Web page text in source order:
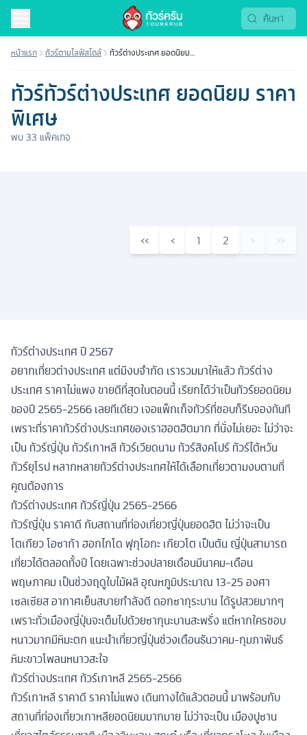
หน้าแรก ทัวร์ตามไลฟ์สไตล์
ทัวร์ต่างประเทศ ยอดนิยม
ทัวร์ทัวร์ต่างประเทศ ยอดนิยม ราคา
พิเศษ
พบ33 แพ็คเกจ
‹‹ ‹ 1 2 › ››
ทัวร์ต่างประเทศ ปี 2567
อยากเที่ยวต่างประเทศ แต่มีงบจำกัด เรารวมมาให้แล้ว ทัวร์ต่าง
ประเทศ ราคาไม่แพง ขายดีที่สุดในตอนนี้ เรียกได้ว่าเป็นทัวร์ยอดนิยม
ของปี 2565-2566 เลยทีเดียว เจอแพ็กเก็จทัวร์ที่ชอบก็รีบจองทันที
เพราะที่ราคาทัวร์ต่างประเทศของเราฮอตฮิตมาก ที่นั่งไม่เยอะ ไม่ว่าจะ
เป็น ทัวร์ญี่ปุ่น ทัวร์เกาหลี ทัวร์เวียดนาม ทัวร์สิงคโปร์ ทัวร์ไต้หวัน
ทัวร์ยุโรป หลากหลายทัวร์ต่างประเทศให้ได้เลือกเที่ยวตามงบตามที่
คุณต้องการ
ทัวร์ต่างประเทศ ทัวร์ญี่ปุ่น 2565-2566
ทัวร์ญี่ปุ่น ราคาดี กับสถานที่ท่องเที่ยวญี่ปุ่นยอดฮิต ไม่ว่าจะเป็น
โตเกียว โอซาก้า ฮอกไกโด ฟุกุโอกะ เกียวโต เป็นต้น ญี่ปุ่นสามารถ
เที่ยวได้ตลอดทั้งปี โดยเฉพาะช่วงปลายเดือนมีนาคม-เดือน
พฤษภาคม เป็นช่วงฤดูใบไม้ผลิ อุณหภูมิประมาณ 13-25 องศา
เซลเซียส อากาศเย็นสบายกำลังดี ดอกซากุระบาน ได้รูปสวยมากๆ
เพราะทั่วเมืองญี่ปุ่นจะเต็มไปด้วยซากุนะบานสะพรั่ง แต่หากใครชอบ
หนาวมากมีหิมะตก แนะนำเที่ยวญี่ปุ่นช่วงเดือนธันวาคม-กุมภาพันธ์
หิมะขาวโพลนหนาวสะใจ
ทัวร์ต่างประเทศ ทัวร์เกาหลี 2565-2566
ทัวร์เกาหลี ราคาดี ราคาไม่แพง เดินทางได้แล้วตอนนี้ มาพร้อมกับ
สถานที่ท่องเที่ยวเกาหลียอดนิยมมากมาย ไม่ว่าจะเป็น เมืองปูซาน